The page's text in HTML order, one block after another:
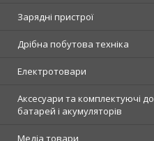
Зарядні пристрої
Дрібна побутова техніка
Електротовари
Аксесуари та комплектуючі до
батарей і акумуляторів
Медіа товари